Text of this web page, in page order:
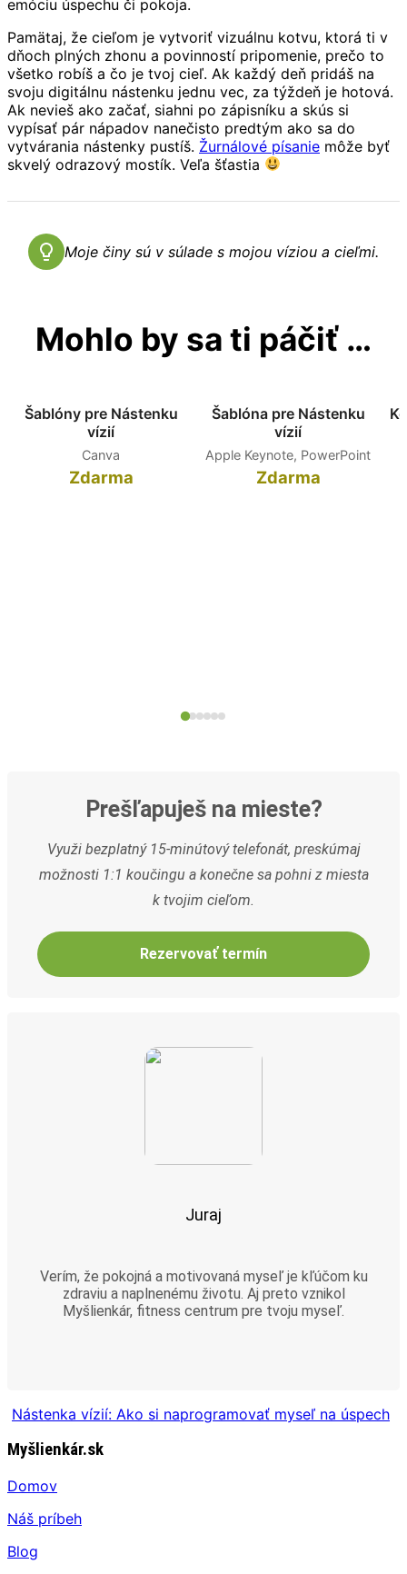
emóciu úspechu či pokoja.
Pamätaj, že cieľom je vytvoriť vizuálnu kotvu, ktorá ti v
dňoch plných zhonu a povinností pripomenie, prečo to
všetko robíš a čo je tvoj cieľ. Ak každý deň pridáš na
svoju digitálnu nástenku jednu vec, za týždeň je hotová.
Ak nevieš ako začať, siahni po zápisníku a skús si
vypísať pár nápadov nanečisto predtým ako sa do
vytvárania nástenky pustíš. Žurnálové písanie môže byť
skvelý odrazový mostík. Veľa šťastia
Moje činy sú v súlade s mojou víziou a cieľmi.
Mohlo by sa ti páčiť …
Šablóny pre Nástenku
vízií
Canva
Zdarma
Šablóna pre Nástenku
vízií
Apple Keynote, PowerPoint
Zdarma
Prešľapuješ na mieste?
Využi bezplatný 15-minútový telefonát, preskúmaj
možnosti 1:1 koučingu a konečne sa pohni z miesta
k tvojim cieľom.
Juraj
Verím, že pokojná a motivovaná myseľ je kľúčom ku
zdraviu a naplnenému životu. Aj preto vznikol
Myšlienkár, fitness centrum pre tvoju myseľ.
Nástenka vízií: Ako si naprogramovať myseľ na úspech
Myšlienkár.sk
Domov
Náš príbeh
Blog